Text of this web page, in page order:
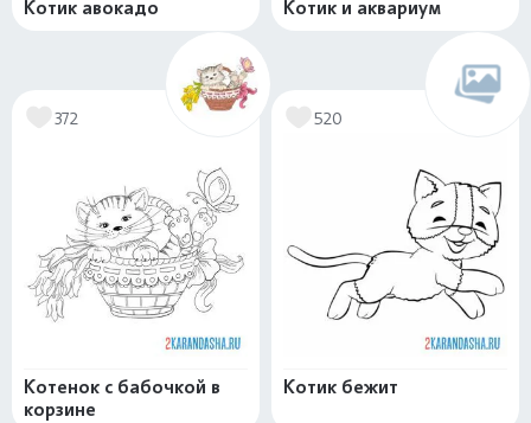
Котик авокадо Котик и аквариум
372
Котенок с бабочкой в
корзине
520
Котик бежит